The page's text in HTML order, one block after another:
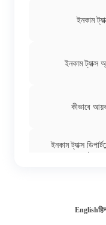
ইনকাম
ইনকাম ট্যাক্স
কীভাবে
ইনকাম ট্যাক্স
English